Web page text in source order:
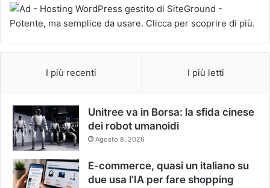
I più recenti I più letti
Unitree va in Borsa: la sfida cinese
dei robot umanoidi
Agosto 8, 2026
E-commerce, quasi un italiano su
due usa l’IA per fare shopping